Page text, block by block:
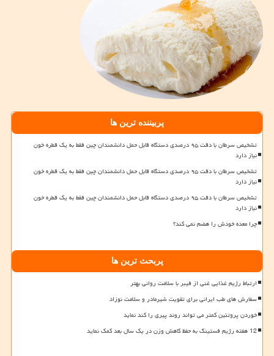
پربیننده ترین ها
تشخیص سرطان با دقت ۹۵ درصدی دستگاه قابل حمل دانشمندان چین فقط به یک قطره خون
نیاز دارد
تشخیص سرطان با دقت ۹۵ درصدی دستگاه قابل حمل دانشمندان چین فقط به یک قطره خون
نیاز دارد
تشخیص سرطان با دقت ۹۵ درصدی دستگاه قابل حمل دانشمندان چین فقط به یک قطره خون
نیاز دارد
چرا معده خودش را هضم نمی کند؟
پربحث ترین ها
ارتباط رژیم غذایی غنی از فیبر با سلامت روانی بهتر
سفارش های طب ایرانی برای تقویت شیرمادر و سلامت نوزاد
خوردن پروتئین کمتر می تواند روند پیری را کند نماید
12 هفته رژیم فستینگ به حفظ کاهش وزن در یک سال بعد کمک نماید